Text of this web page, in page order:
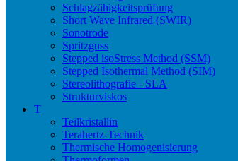
Schlagzähigkeitsprüfung
Short Wave Infrared (SWIR)
Sonotrode
Spritzguss
Stepped isoStress Method (SSM)
Stepped Isothermal Method (SIM)
Stereolithografie - SLA
Strukturviskos
T
Teilkristallin
Terahertz-Technik
Thermische Homogenisierung